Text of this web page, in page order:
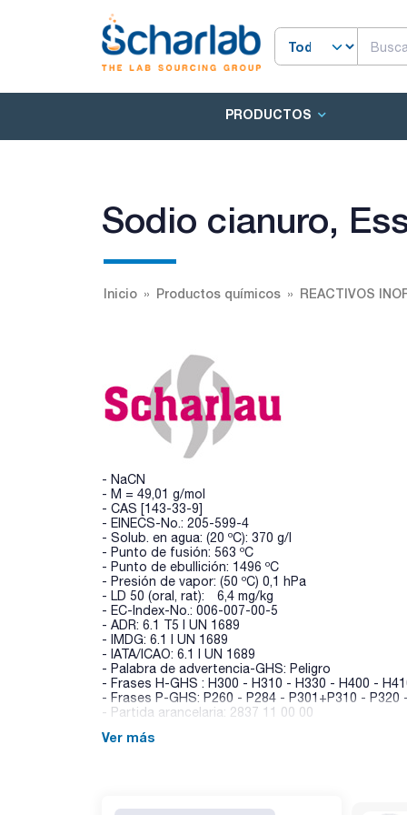
PRODUCTOS
Sodio cianuro,
Inicio Productos químicos REACTIVOS
- NaCN
- M = 49,01 g/mol
- CAS [143-33-9]
- EINECS-No.: 205-599-4
- Solub. en agua: (20 ºC): 370 g/l
- Punto de fusión: 563 ºC
- Punto de ebullición: 1496 ºC
- Presión de vapor: (50 ºC) 0,1 hPa
- LD 50 (oral, rat): 6,4 mg/kg
- EC-Index-No.: 006-007-00-5
- ADR: 6.1 T5 I UN 1689
- IMDG: 6.1 I UN 1689
- IATA/ICAO: 6.1 I UN 1689
- Palabra de advertencia-GHS: Peligro
- Frases H-GHS : H300 - H310 - H330 - H400 -
- Frases P-GHS: P260 - P284 - P301+P310 - P320
- Partida arancelaria: 2837 11 00 00
ESPECIFICACIONES
Ver más